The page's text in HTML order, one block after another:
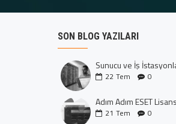
SON BLOG YAZILARI
22 Tem 0
21 Tem 0